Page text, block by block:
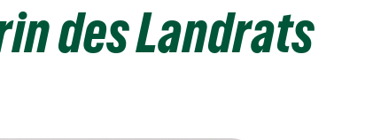
des Landrats